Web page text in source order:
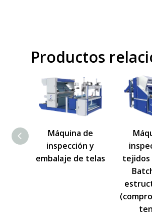
Productos
Máquina de
inspección y
embalaje de telas
tejidos